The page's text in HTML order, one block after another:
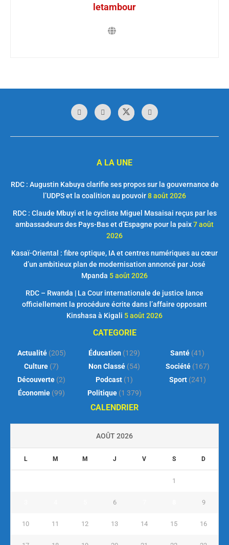
letambour
A LA UNE
RDC : Augustin Kabuya clarifie ses propos sur la gouvernance de
l’UDPS et la coalition au pouvoir8 août 2026
RDC : Claude Mbuyi et le cycliste Miguel Masaisai reçus par les
ambassadeurs des Pays-Bas et d’Espagne pour la paix7 août
2026
Kasaï-Oriental : fibre optique, IA et centres numériques au cœur
d’un ambitieux plan de modernisation annoncé par José
Mpanda 5 août 2026
RDC – Rwanda | La Cour internationale de justice lance
officiellement la procédure écrite dans l’affaire opposant
Kinshasa à Kigali 5 août 2026
CATEGORIE
Actualité(205)
Culture (7)
Découverte (2)
Économie (99)
Éducation (129)
Non Classé (54)
Podcast (1)
Politique(1 379)
Santé (41)
Société(167)
Sport(241)
CALENDRIER
AOÛT 2026
L M M J V S D
1
6 9
10 11 12 13 14 15 16